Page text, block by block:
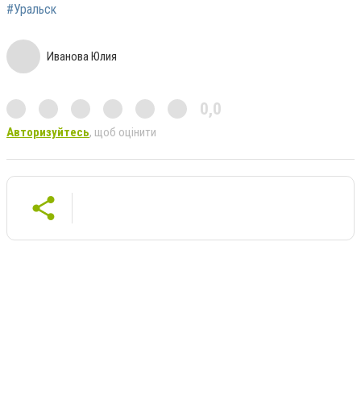
#Уральск
Иванова Юлия
0,0
Авторизуйтесь, щоб оцінити